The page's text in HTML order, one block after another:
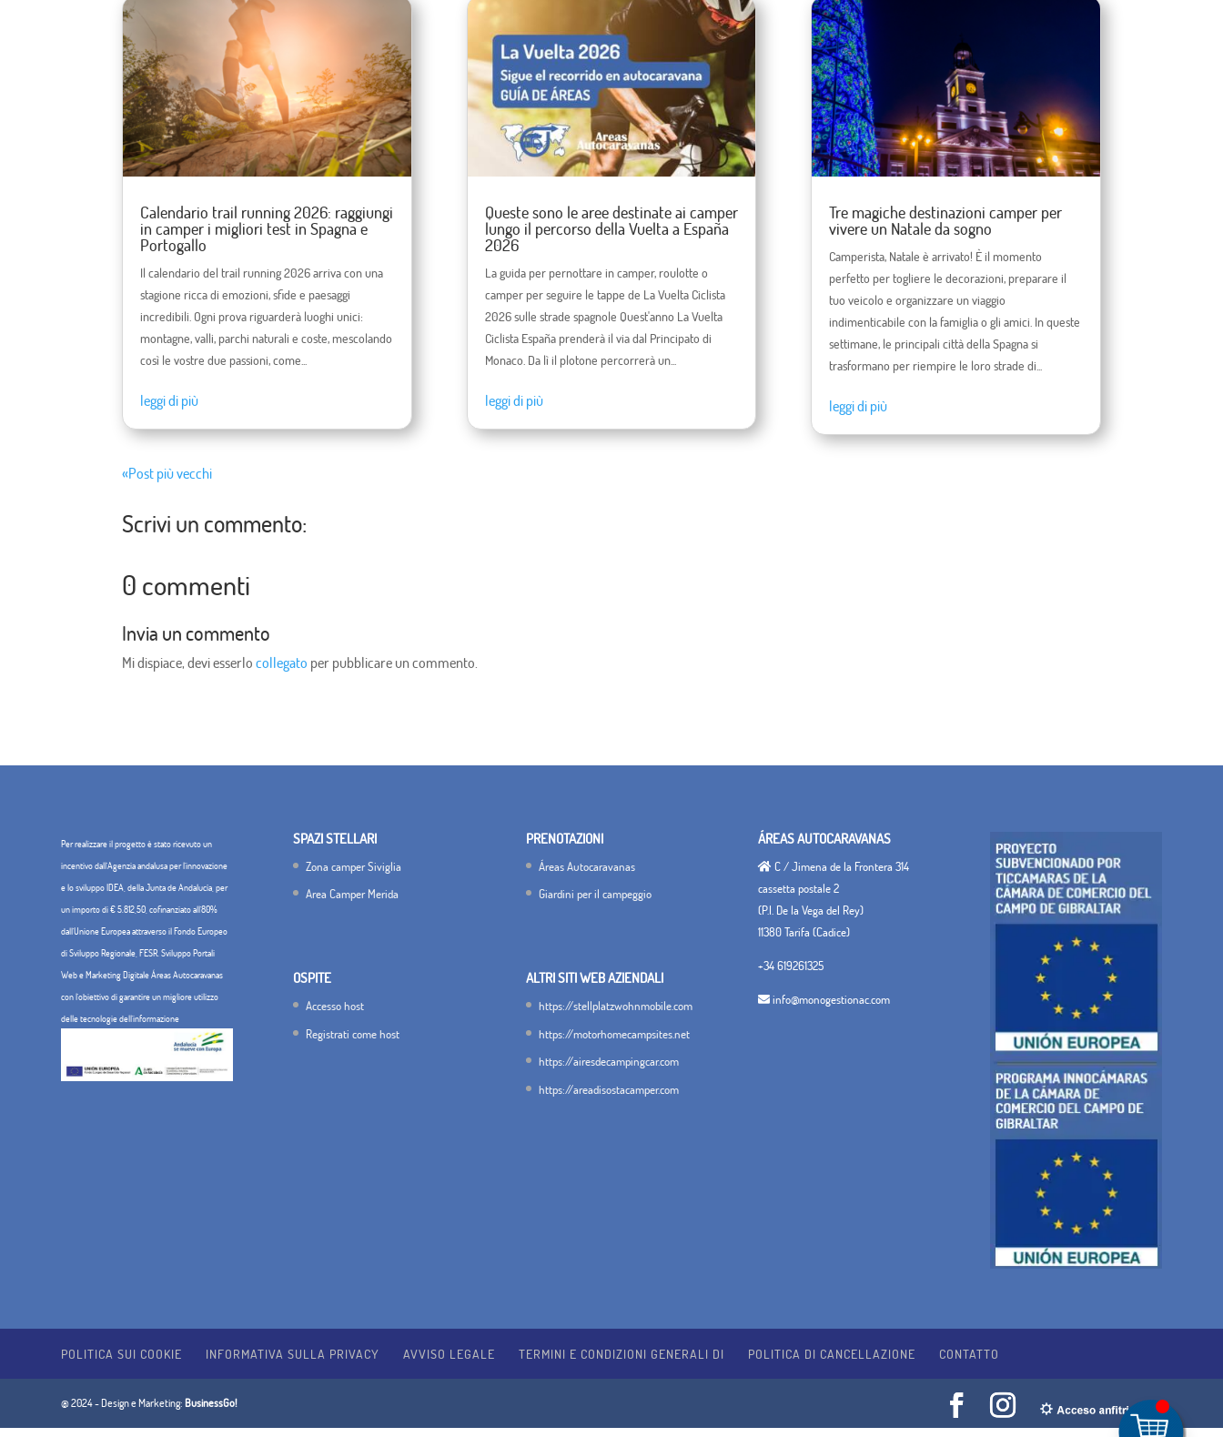
Calendario trail running 2026: raggiungi
in camper i migliori test in Spagna e
Portogallo
Il calendario del trail running 2026 arriva con una
stagione ricca di emozioni, sfide e paesaggi
incredibili. Ogni prova riguarderà luoghi unici:
montagne, valli, parchi naturali e coste, mescolando
così le vostre due passioni, come...
leggi di più
Queste sono le aree destinate ai camper
lungo il percorso della Vuelta a España
2026
La guida per pernottare in camper, roulotte o
camper per seguire le tappe de La Vuelta Ciclista
2026 sulle strade spagnole Quest'anno La Vuelta
Ciclista España prenderà il via dal Principato di
Monaco. Da lì il plotone percorrerà un...
leggi di più
Tre magiche destinazioni camper per
vivere un Natale da sogno
Camperista, Natale è arrivato! È il momento
perfetto per togliere le decorazioni, preparare il
tuo veicolo e organizzare un viaggio
indimenticabile con la famiglia o gli amici. In queste
settimane, le principali città della Spagna si
trasformano per riempire le loro strade di...
leggi di più
«Post più vecchi
Scrivi un commento:
0 commenti
Invia un commento
Mi dispiace, devi esserlocollegato per pubblicare un commento.
Per realizzare il progetto è stato ricevuto un
incentivo dall'Agenzia andalusa per l'innovazione
e lo sviluppo IDEA, della Junta de Andalucía, per
un importo di € 5.812,50, cofinanziato all'80%
dall'Unione Europea attraverso il Fondo Europeo
di Sviluppo Regionale, FESR. Sviluppo Portali
Web e Marketing Digitale Áreas Autocaravanas
con l'obiettivo di garantire un migliore utilizzo
delle tecnologie dell'informazione
SPAZI STELLARI
Zona camper Siviglia
Area Camper Merida
OSPITE
Accesso host
Registrati come host
PRENOTAZIONI
Áreas Autocaravanas
Giardini per il campeggio
ALTRI SITI WEB AZIENDALI
https://stellplatzwohnmobile.com
https://motorhomecampsites.net
https://airesdecampingcar.com
https://areadisostacamper.com
ÁREAS AUTOCARAVANAS
C / Jimena de la Frontera 314
cassetta postale 2
(P.I. De la Vega del Rey)
11380 Tarifa (Cadice)
+34 619261325
info@monogestionac.com
POLITICA SUI COOKIE INFORMATIVA SULLA PRIVACY AVVISO LEGALE TERMINI E CONDIZIONI GENERALI DI POLITICA DI CANCELLAZIONE CONTATTO
@ 2024 - Design e Marketing:BusinessGo!